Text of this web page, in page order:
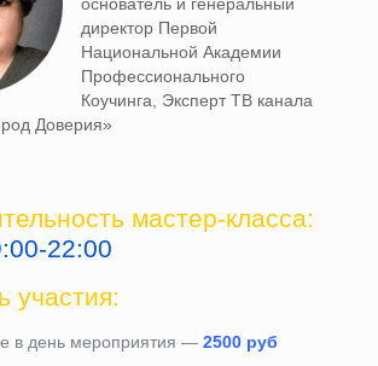
директор Первой
Национальной Академии
Профессионального
Коучинга, Эксперт ТВ канала
Доверия»
мастер-класса:
22:00
участия:
в день мероприятия — 2500 руб